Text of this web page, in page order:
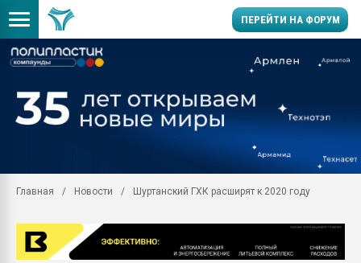
ПЕРЕЙТИ НА ФОРУМ
производство SPC
заводу пластмасс"
Помощь в подборе
Вакуум-формовочные
Подмосковье, Москва
Главная Новости Шуртанский ГХК расширят к 2020 году